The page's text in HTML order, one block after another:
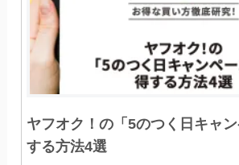
ヤフオク！の「5のつく日キャ
する方法4選